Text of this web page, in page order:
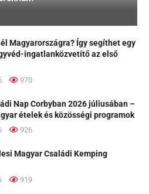
Magyarországra? Így segíthet egy
ingatlanközvetítő az első
970
Nap Corbyban 2026 júliusában –
ételek és közösségi programok
926
Magyar Családi Kemping
919